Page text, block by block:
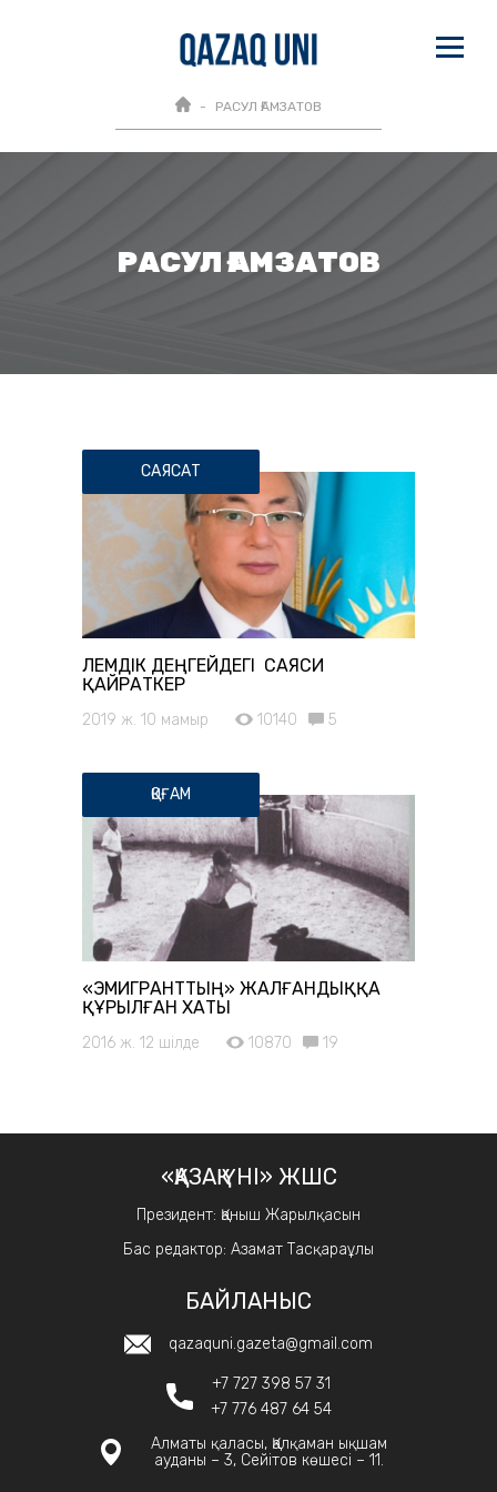
РАСУЛ ҒАМЗАТОВ
РАСУЛ ҒАМЗАТОВ
САЯСАТ
ӘЛЕМДІК ДЕҢГЕЙДЕГІ САЯСИ
ҚАЙРАТКЕР
2019 ж. 10 мамыр 10140 5
ҚОҒАМ
«ЭМИГРАНТТЫҢ» ЖАЛҒАНДЫҚҚА
ҚҰРЫЛҒАН ХАТЫ
2016 ж. 12 шілде 10870 19
«ҚАЗАҚ ҮНІ» ЖШС
Президент: Қаныш Жарылқасын
Бас редактор: Азамат Тасқараұлы
БАЙЛАНЫС
qazaquni.gazeta@gmail.com
+7 727 398 57 31
+7 776 487 64 54
Алматы қаласы, Қалқаман ықшам
ауданы – 3, Сейітов көшесі – 11.